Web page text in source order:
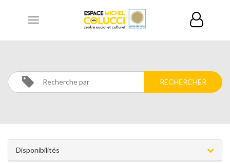
Toggle
LANGUES
Activités
Disponibilités